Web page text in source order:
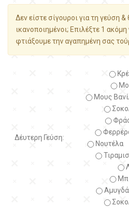
Δεν είστε σίγουροι για τη γεύση &
ικανοποιημένοι; Επιλέξτε 1
φτιάξουμε την αγαπημένη σας
Δέυτερη Γεύση:
Μους
Νουτέλα